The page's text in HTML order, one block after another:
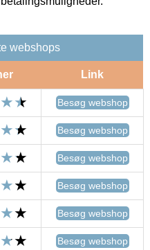
webshops
Link
Besøg webshop
Besøg webshop
Besøg webshop
Besøg webshop
Besøg webshop
Besøg webshop